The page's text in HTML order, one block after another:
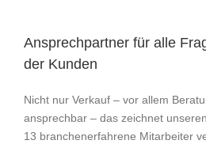
Ansprechpartner für alle
der Kunden
Nicht nur Verkauf – vor allem
ansprechbar – das zeichnet
13 branchenerfahrene Mitarbeiter